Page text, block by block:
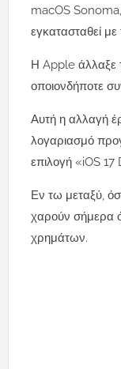
macOS Sonoma,
εγκατασταθεί
Η Apple άλλαξε
οποιονδήποτε
Αυτή η αλλαγή
λογαριασμό
επιλογή «iOS 17
Εν τω μεταξύ,
χαρούν σήμερα
χρημάτων.